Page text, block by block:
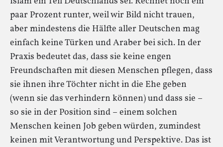
paar Prozent runter, weil wir Bild nicht trauen,
aber mindestens die Hälfte aller Deutschen mag
einfach keine Türken und Araber bei sich. In der
Praxis bedeutet das, dass sie keine engen
Freundschaften mit diesen Menschen pflegen, dass
sie ihnen ihre Töchter nicht in die Ehe geben
(wenn sie das verhindern können) und dass sie –
so sie in der Position sind – einem solchen
Menschen keinen Job geben würden, zumindest
keinen mit Verantwortung und Perspektive. Das ist